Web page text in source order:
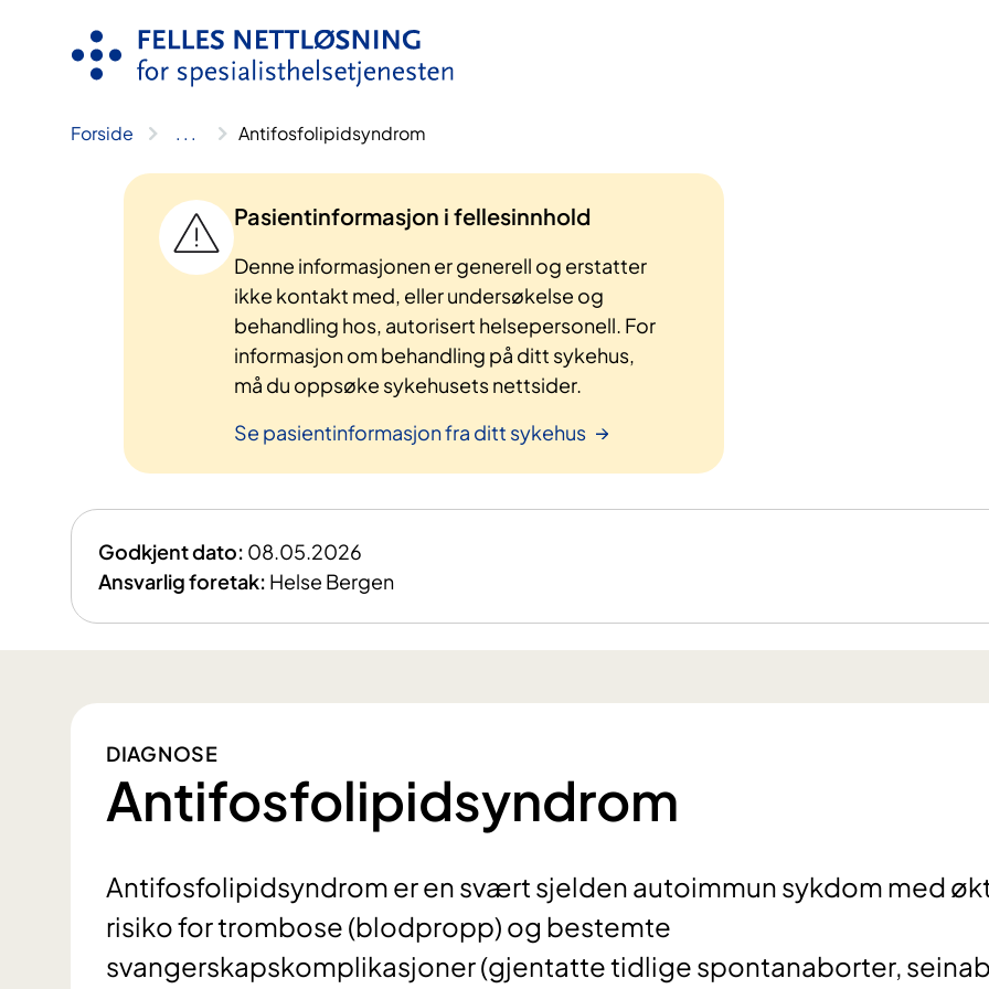
Forside .. . Antifosfolipidsyndrom
Pasientinformasjon i fellesinnhold
Denne informasjonen er generell og erstatter
ikke kontakt med, eller undersøkelse og
behandling hos, autorisert helsepersonell. For
informasjon om behandling på ditt sykehus,
må du oppsøke sykehusets nettsider.
Se pasientinformasjon fra ditt sykehus
Godkjent dato: 08.05.2026
Ansvarlig foretak: Helse Bergen
DIAGNOSE
Antifosfolipidsyndrom
Antifosfolipidsyndrom er en svært sjelden autoimmun sykdom med
risiko for trombose (blodpropp) og bestemte
svangerskapskomplikasjoner (gjentatte tidlige spontanaborter,